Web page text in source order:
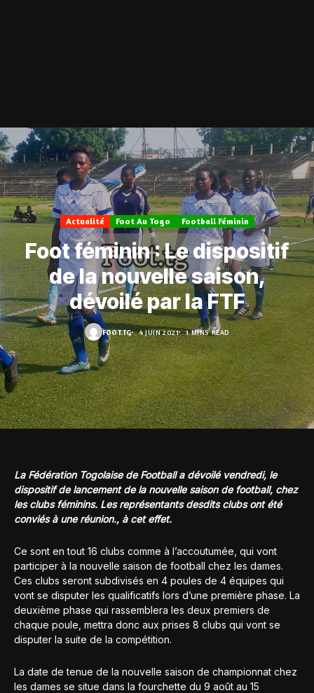
Actualité Foot Au Togo Football Féminin
Foot féminin : Le dispositif
de la nouvelle saison,
dévoilé par la FTF
FOOT.TG 4 JUIN 2021 1 MINS READ
La Fédération Togolaise de Football a dévoilé vendredi, le
dispositif de lancement de la nouvelle saison de football, chez
les clubs féminins. Les représentants desdits clubs ont été
conviés à une réunion., à cet effet.
Ce sont en tout 16 clubs comme à l’accoutumée, qui vont
participer à la nouvelle saison de football chez les dames.
Ces clubs seront subdivisés en 4 poules de 4 équipes qui
vont se disputer les qualificatifs lors d’une première phase. La
deuxième phase qui rassemblera les deux premiers de
chaque poule, mettra donc aux prises 8 clubs qui vont se
disputer la suite de la compétition.
La date de tenue de la nouvelle saison de championnat chez
les dames se situe dans la fourchette du 9 août au 15